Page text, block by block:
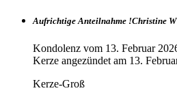
Aufrichtige Anteilnahme !Christine
Kondolenz vom 13. Februar
Kerze angezündet am 13.
Kerze-Groß